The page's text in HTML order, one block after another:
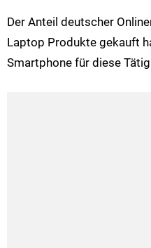
Der Anteil deutscher
Laptop Produkte gekauft
Smartphone für diese